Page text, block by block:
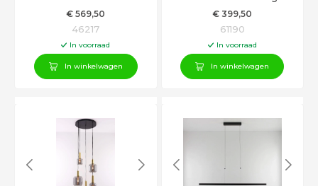
exclusief Segula Floating
LED en GU10 spots
€ 569,50
46217
In voorraad
In winkelwagen
Floating LED en GU10
spots
€ 399,50
61190
In voorraad
In winkelwagen